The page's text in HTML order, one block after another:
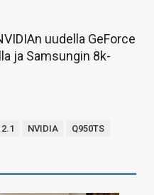
uudella GeForce
ja Samsungin 8k-
NVIDIA
Q950TS